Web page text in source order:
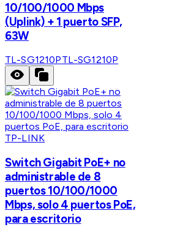
10/100/1000 Mbps
(Uplink) + 1 puerto SFP,
63W
TL-SG1210PTL-SG1210P
TP-LINK
Switch Gigabit PoE+ no
administrable de 8
puertos 10/100/1000
Mbps, solo 4 puertos PoE,
para escritorio